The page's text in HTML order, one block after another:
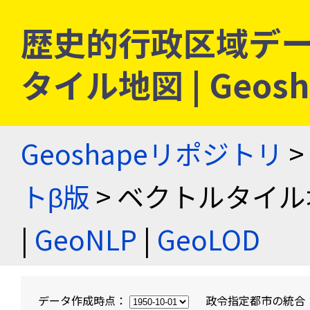
歴史的行政区域デ
タイル地図 |
Geoshapeリポジトリ >
トβ版 > ベクトルタイ
| GeoNLP | GeoLOD
データ作成時点： 政令指定都市の統